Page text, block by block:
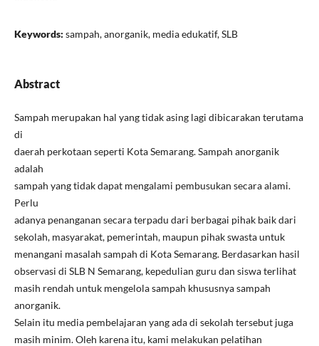
Keywords: sampah, anorganik, media edukatif, SLB
Abstract
Sampah merupakan hal yang tidak asing lagi dibicarakan terutama
di
daerah perkotaan seperti Kota Semarang. Sampah anorganik
adalah
sampah yang tidak dapat mengalami pembusukan secara alami.
Perlu
adanya penanganan secara terpadu dari berbagai pihak baik dari
sekolah, masyarakat, pemerintah, maupun pihak swasta untuk
menangani masalah sampah di Kota Semarang. Berdasarkan hasil
observasi di SLB N Semarang, kepedulian guru dan siswa terlihat
masih rendah untuk mengelola sampah khususnya sampah
anorganik.
Selain itu media pembelajaran yang ada di sekolah tersebut juga
masih minim. Oleh karena itu, kami melakukan pelatihan